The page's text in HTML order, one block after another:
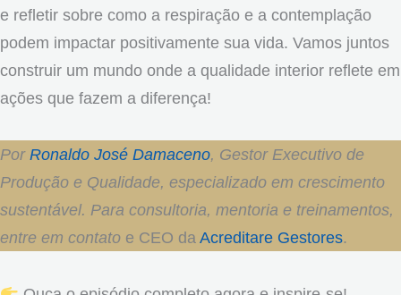
e refletir sobre como a respiração e a contemplação
podem impactar positivamente sua vida. Vamos juntos
construir um mundo onde a qualidade interior reflete em
ações que fazem a diferença!
PorRonaldo José Damaceno, Gestor Executivo de
Produção e Qualidade, especializado em crescimento
sustentável. Para consultoria, mentoria e treinamentos,
entre em contato e CEO daAcreditare Gestores.